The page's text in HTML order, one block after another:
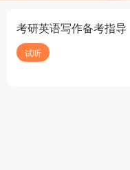
考研英语写作备考指导
试听